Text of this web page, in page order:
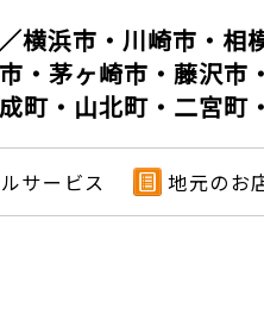
横浜市・川崎市・
茅ヶ崎市・藤沢
町・山北町・二宮町
サービス 地元のお